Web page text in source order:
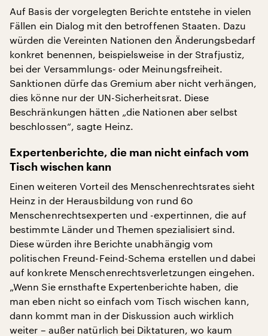
Auf Basis der vorgelegten Berichte entstehe in vielen
Fällen ein Dialog mit den betroffenen Staaten. Dazu
würden die Vereinten Nationen den Änderungsbedarf
konkret benennen, beispielsweise in der Strafjustiz,
bei der Versammlungs- oder Meinungsfreiheit.
Sanktionen dürfe das Gremium aber nicht verhängen,
dies könne nur der UN-Sicherheitsrat. Diese
Beschränkungen hätten „die Nationen aber selbst
beschlossen“, sagte Heinz.
Expertenberichte, die man nicht einfach vom
Tisch wischen kann
Einen weiteren Vorteil des Menschenrechtsrates sieht
Heinz in der Herausbildung von rund 60
Menschenrechtsexperten und -expertinnen, die auf
bestimmte Länder und Themen spezialisiert sind.
Diese würden ihre Berichte unabhängig vom
politischen Freund-Feind-Schema erstellen und dabei
auf konkrete Menschenrechtsverletzungen eingehen.
„Wenn Sie ernsthafte Expertenberichte haben, die
man eben nicht so einfach vom Tisch wischen kann,
dann kommt man in der Diskussion auch wirklich
weiter – außer natürlich bei Diktaturen, wo kaum